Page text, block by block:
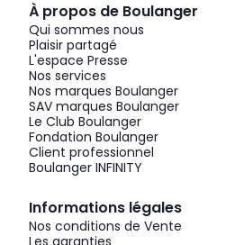
À propos de Boulanger
Qui sommes nous
Plaisir partagé
L'espace Presse
Nos services
Nos marques Boulanger
SAV marques Boulanger
Le Club Boulanger
Fondation Boulanger
Client professionnel
Boulanger INFINITY
Informations légales
Nos conditions de Vente